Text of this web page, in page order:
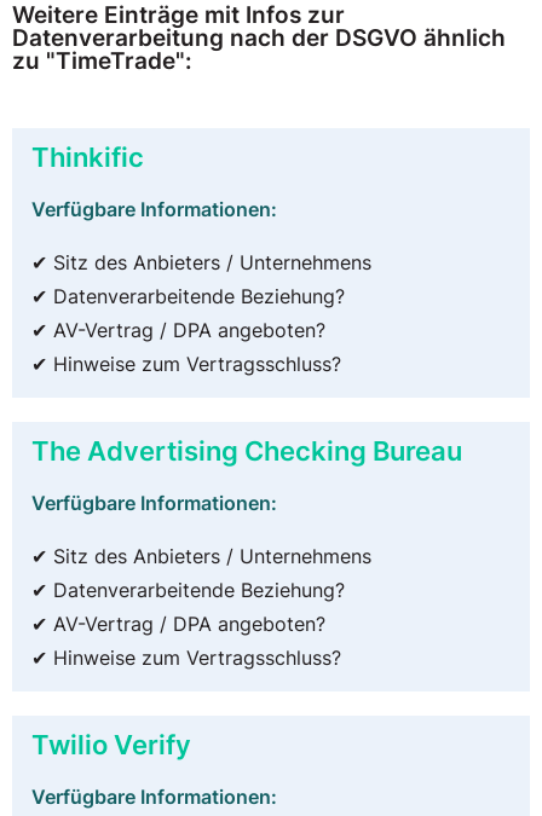
Weitere Einträge mit Infos zur
Datenverarbeitung nach der DSGVO ähnlich
zu "TimeTrade":
Thinkific
Verfügbare Informationen:
✔ Sitz des Anbieters / Unternehmens
✔ Datenverarbeitende Beziehung?
✔ AV-Vertrag / DPA angeboten?
✔ Hinweise zum Vertragsschluss?
The Advertising Checking Bureau
Verfügbare Informationen:
✔ Sitz des Anbieters / Unternehmens
✔ Datenverarbeitende Beziehung?
✔ AV-Vertrag / DPA angeboten?
✔ Hinweise zum Vertragsschluss?
Twilio Verify
Verfügbare Informationen: